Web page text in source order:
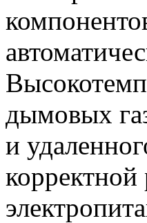
дымовых
и
корректной